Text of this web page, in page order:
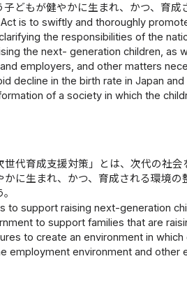
どもが健やかに生まれ、かつ、育成
is to swiftly and thoroughly
the responsibilities of the
the next- generation children, as
employers, and other matters
decline in the birth rate in Japan
of a society in which the
世代育成支援対策」とは、次代の社
に生まれ、かつ、育成される環境
to support raising next-generation
to support families that are
to create an environment in
employment environment and other